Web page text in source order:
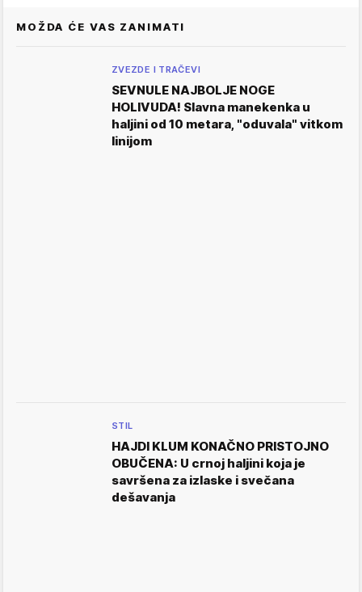
MOŽDA ĆE VAS ZANIMATI
ZVEZDE I TRAČEVI
SEVNULE NAJBOLJE NOGE
HOLIVUDA! Slavna manekenka u
haljini od 10 metara, "oduvala" vitkom
linijom
STIL
HAJDI KLUM KONAČNO PRISTOJNO
OBUČENA: U crnoj haljini koja je
savršena za izlaske i svečana
dešavanja